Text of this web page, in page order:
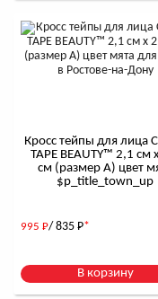
Кросс тейпы для лица
TAPE BEAUTY™ 2,1 см
см (размер А) цвет
$р_title_town_up
995 Р/ 835 Р*
В корзину